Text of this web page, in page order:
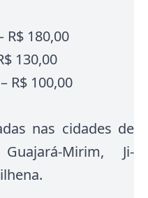
R$ 180,00
130,00
R$ 100,00
nas cidades de
Mirim, Ji-
.